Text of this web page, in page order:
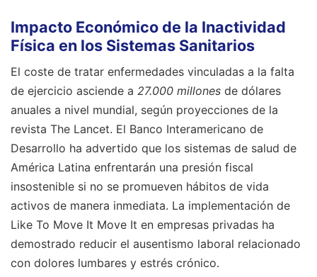
Impacto Económico de la Inactividad
Física en los Sistemas Sanitarios
El coste de tratar enfermedades vinculadas a la falta
de ejercicio asciende a 27.000 millones de dólares
anuales a nivel mundial, según proyecciones de la
revista The Lancet. El Banco Interamericano de
Desarrollo ha advertido que los sistemas de salud de
América Latina enfrentarán una presión fiscal
insostenible si no se promueven hábitos de vida
activos de manera inmediata. La implementación de
Like To Move It Move It en empresas privadas ha
demostrado reducir el ausentismo laboral relacionado
con dolores lumbares y estrés crónico.